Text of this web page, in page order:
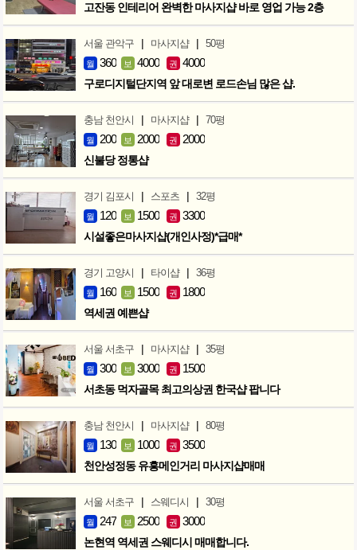
고잔동 인테리어 완벽한 마사지샵 바로 영업 가능 2층
서울 관악구 | 마사지샵 | 50평
월 360 보 4000 권 4000
구로디지털단지역 앞 대로변 로드손님 많은 샵.
충남 천안시 | 마사지샵 | 70평
월 200 보 2000 권 2000
신불당 정통샵
경기 김포시 | 스포츠 | 32평
월 120 보 1500 권 3300
시설좋은마사지샵(개인사정)*급매*
경기 고양시 | 타이샵 | 36평
월 160 보 1500 권 1800
역세권 예쁜샵
서울 서초구 | 마사지샵 | 35평
월 300 보 3000 권 1500
서초동 먹자골목 최고의상권 한국샵 팝니다
충남 천안시 | 마사지샵 | 80평
월 130 보 1000 권 3500
천안성정동 유흥메인거리 마사지샵매매
서울 서초구 | 스웨디시 | 30평
월 247 보 2500 권 3000
논현역 역세권 스웨디시 매매합니다.